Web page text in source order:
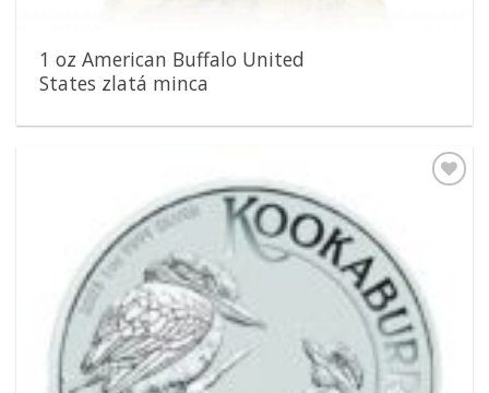
1 oz American Buffalo United
States zlatá minca